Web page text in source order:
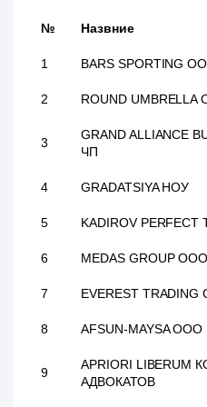
№ Назвние
1 BARS SPORTING
2 ROUND
3
GRAND ALLIANCE
ЧП
4 GRADATSIYA НОУ
5 KADIROV PERFECT
6 MEDAS GROUP ООО
7 EVEREST TRADING
8 AFSUN-MAYSA ООО
9
APRIORI LIBERUM
АДВОКАТОВ